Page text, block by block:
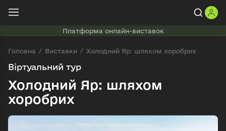
Платформа онлайн-виставок
Головна Виставки Холодний Яр: шляхом хоробрих
Віртуальний тур
Холодний Яр: шляхом
хоробрих